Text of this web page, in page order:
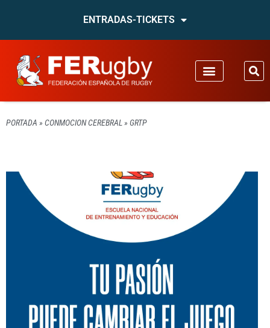
ENTRADAS-TICKETS
PORTADA » CONMOCION CEREBRAL » GRTP